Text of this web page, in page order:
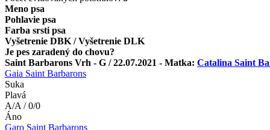
Meno psa
Pohlavie psa
Farba srsti psa
Vyšetrenie DBK / Vyšetrenie DLK
Je pes zaradený do chovu?
Saint Barbarons Vrh - G / 22.07.2021 - Matka: Catalina Saint
Gaia Saint Barbarons
Suka
Plavá
A/A / 0/0
Áno
Garo Saint Barbarons